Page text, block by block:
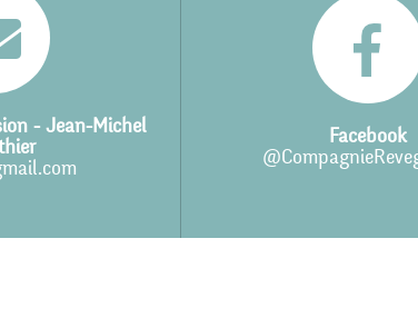
- Jean-Michel
Facebook